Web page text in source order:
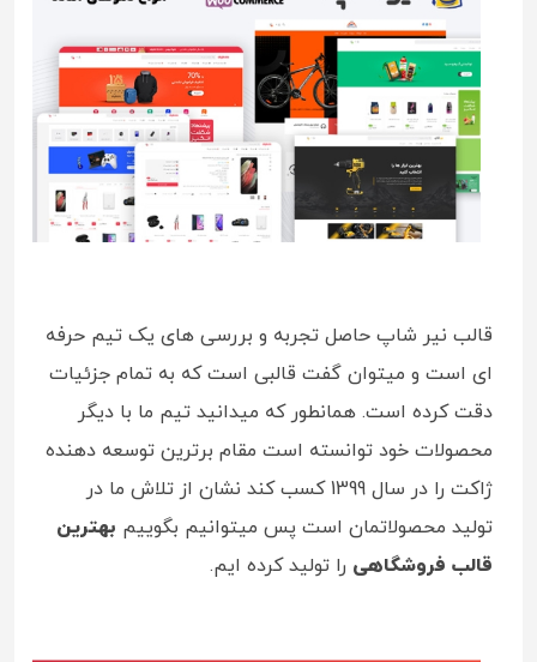
قالب نیر شاپ حاصل تجربه و بررسی های یک تیم حرفه
ای است و میتوان گفت قالبی است که به تمام جزئیات
دقت کرده است. همانطور که میدانید تیم ما با دیگر
محصولات خود توانسته است مقام برترین توسعه دهنده
ژاکت را در سال 1399 کسب کند نشان از تلاش ما در
تولید محصولاتمان است پس میتوانیم بگوییم بهترین
قالب فروشگاهی را تولید کرده ایم.